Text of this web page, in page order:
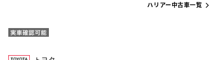
ハリアー中古車一覧